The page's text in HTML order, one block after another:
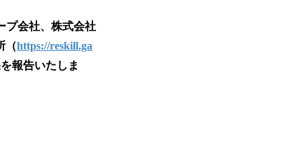
プ会社、株式会社
（https://reskill.ga
報告いたしま